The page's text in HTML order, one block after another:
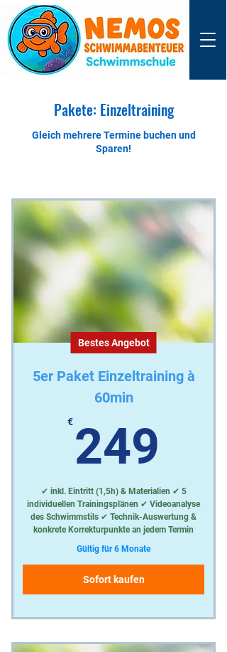
Pakete: Einzeltraining
Gleich mehrere Termine buchen und
Sparen!
Bestes Angebot
5er Paket Einzeltraining à
60min
€ 249
✔ inkl. Eintritt (1,5h) & Materialien ✔ 5
individuellen Trainingsplänen ✔ Videoanalyse
des Schwimmstils ✔ Technik-Auswertung &
konkrete Korrekturpunkte an jedem Termin
Gültig für 6 Monate
Sofort kaufen